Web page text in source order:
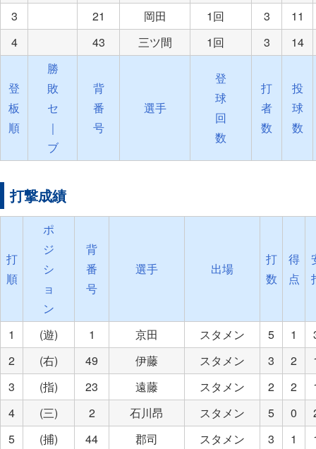
3
21 岡田 1回 3
11
4
43 三ツ間 1回 3 14
登
板
順
勝
敗
セ
｜
ブ
背
番
号
選手
登
球
回
数
打
者
数
投
球
数
打撃成績
打
順
ポ
ジ
シ
ョ
ン
背
番
号
選手 出場
打
数
得
点
1 (遊) 1 京田 スタメン 5 1
2
(右) 49 伊藤 スタメン 3 2
3
(指) 23 遠藤 スタメン 2 2
4
(三) 2 石川昂 スタメン 5 0
5
(捕) 44 郡司 スタメン 3 1